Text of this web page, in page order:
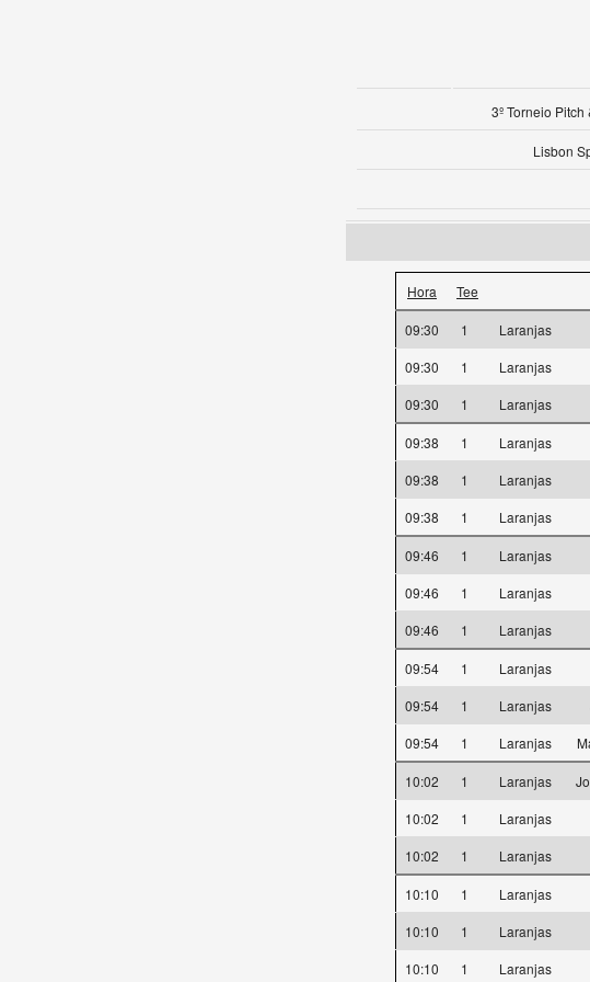
3º Torneio
Lisbon
Hora Tee
09:30 1 Laranjas
09:30
1 Laranjas
09:30
1 Laranjas
09:38 1 Laranjas
09:38
1 Laranjas
09:38
1 Laranjas
09:46 1 Laranjas
09:46
1 Laranjas
09:46
1 Laranjas
09:54 1 Laranjas
09:54
1 Laranjas
09:54
1 Laranjas
10:02 1 Laranjas
10:02
1 Laranjas
10:02
1 Laranjas
10:10 1 Laranjas
10:10
1 Laranjas
10:10
1 Laranjas